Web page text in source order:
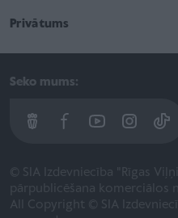
Privātums
Seko mums:
© SIA Izdevniecība "Rīgas
pārpublicēšana komerciālos
All Copyright © SIA